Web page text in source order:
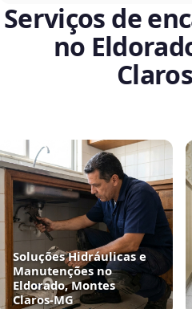
Serviços de
no
Soluções Hidráulicas e
Manutenções no
Eldorado, Montes
Claros‑MG